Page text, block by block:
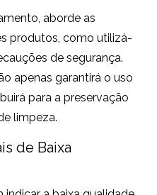
aborde as
produtos, como utilizá-
de segurança.
apenas garantirá o uso
para a preservação
limpeza.
de Baixa